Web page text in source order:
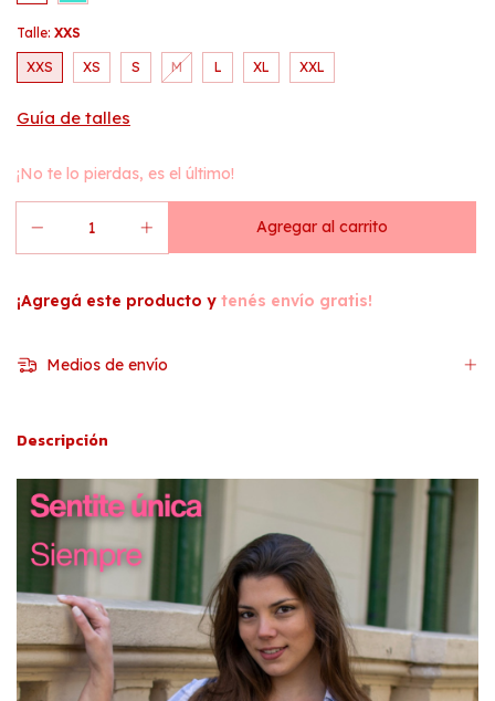
Talle: XXS
XXS XS S M L XL XXL
Guía de talles
¡No te lo pierdas, es el último!
¡Agregá este producto y tenés envío gratis!
Medios de envío
Descripción